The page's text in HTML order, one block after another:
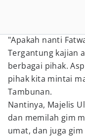
"Apakah nanti
Tergantung kajian
berbagai pihak.
pihak kita mintai
Tambunan.
Nantinya, Majelis
dan memilah gim
umat, dan juga